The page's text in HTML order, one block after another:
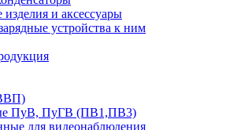
и аксессуары
устройства к ним
ПуВ, ПуГВ (ПВ1,ПВ3)
для видеонаблюдения